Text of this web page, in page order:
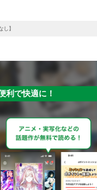
し】
利で快適に！